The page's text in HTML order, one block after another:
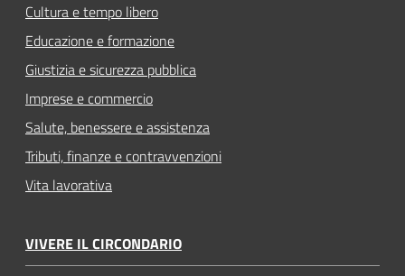
Cultura e tempo libero
Educazione e formazione
Giustizia e sicurezza pubblica
Imprese e commercio
Salute, benessere e assistenza
Tributi, finanze e contravvenzioni
Vita lavorativa
VIVERE IL CIRCONDARIO